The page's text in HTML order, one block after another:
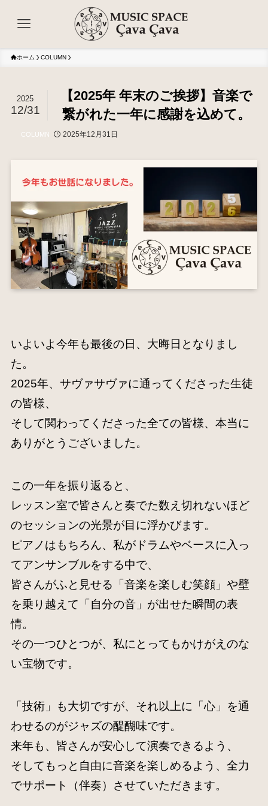
ホーム COLUMN
【2025年 年末のご挨拶】音楽で
繋がれた一年に感謝を込めて。
2025
12/31
COLUMN 2025年12月31日
いよいよ今年も最後の日、大晦日となりまし
た。
2025年、サヴァサヴァに通ってくださった生徒
の皆様、
そして関わってくださった全ての皆様、本当に
ありがとうございました。
この一年を振り返ると、
レッスン室で皆さんと奏でた数え切れないほど
のセッションの光景が目に浮かびます。
ピアノはもちろん、私がドラムやベースに入っ
てアンサンブルをする中で、
皆さんがふと見せる「音楽を楽しむ笑顔」や壁
を乗り越えて「自分の音」が出せた瞬間の表
情。
その一つひとつが、私にとってもかけがえのな
い宝物です。
「技術」も大切ですが、それ以上に「心」を通
わせるのがジャズの醍醐味です。
来年も、皆さんが安心して演奏できるよう、
そしてもっと自由に音楽を楽しめるよう、全力
でサポート（伴奏）させていただきます。